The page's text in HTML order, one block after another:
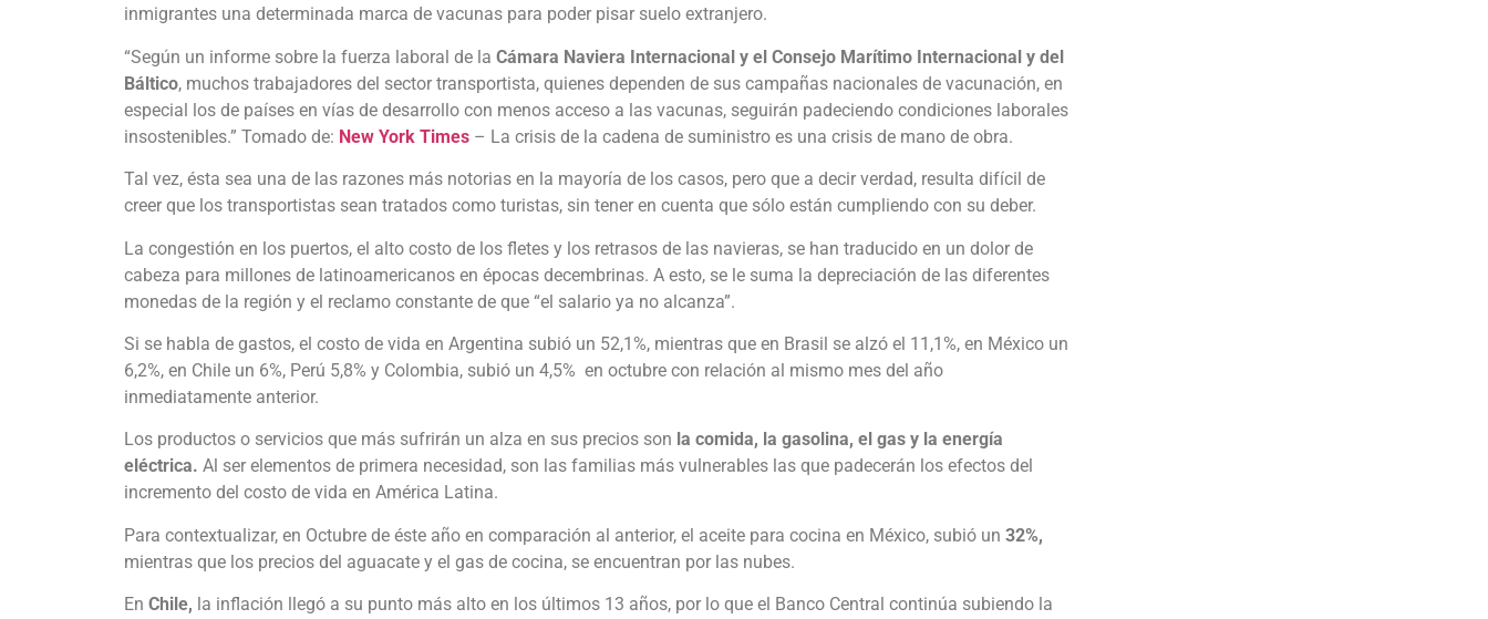
inmigrantes una determinada marca de vacunas para poder pisar suelo extranjero.
“Según un informe sobre la fuerza laboral de la Cámara Naviera Internacional y el Consejo Marítimo Internacional y del
Báltico, muchos trabajadores del sector transportista, quienes dependen de sus campañas nacionales de vacunación, en
especial los de países en vías de desarrollo con menos acceso a las vacunas, seguirán padeciendo condiciones laborales
insostenibles.” Tomado de: New York Times – La crisis de la cadena de suministro es una crisis de mano de obra.
Tal vez, ésta sea una de las razones más notorias en la mayoría de los casos, pero que a decir verdad, resulta difícil de
creer que los transportistas sean tratados como turistas, sin tener en cuenta que sólo están cumpliendo con su deber.
La congestión en los puertos, el alto costo de los fletes y los retrasos de las navieras, se han traducido en un dolor de
cabeza para millones de latinoamericanos en épocas decembrinas. A esto, se le suma la depreciación de las diferentes
monedas de la región y el reclamo constante de que “el salario ya no alcanza”.
Si se habla de gastos, el costo de vida en Argentina subió un 52,1%, mientras que en Brasil se alzó el 11,1%, en México un
6,2%, en Chile un 6%, Perú 5,8% y Colombia, subió un 4,5% en octubre con relación al mismo mes del año
inmediatamente anterior.
Los productos o servicios que más sufrirán un alza en sus precios son la comida, la gasolina, el gas y la energía
eléctrica. Al ser elementos de primera necesidad, son las familias más vulnerables las que padecerán los efectos del
incremento del costo de vida en América Latina.
Para contextualizar, en Octubre de éste año en comparación al anterior, el aceite para cocina en México, subió un 32%,
mientras que los precios del aguacate y el gas de cocina, se encuentran por las nubes.
En Chile, la inflación llegó a su punto más alto en los últimos 13 años, por lo que el Banco Central continúa subiendo la